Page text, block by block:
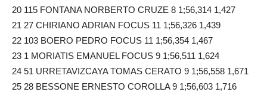
20 115 FONTANA NORBERTO CRUZE 8 1;56,314 1,427
21 27 CHIRIANO ADRIAN FOCUS 11 1;56,326 1,439
22 103 BOERO PEDRO FOCUS 11 1;56,354 1,467
23 1 MORIATIS EMANUEL FOCUS 9 1;56,511 1,624
24 51 URRETAVIZCAYA TOMAS CERATO 9 1;56,558 1,671
25 28 BESSONE ERNESTO COROLLA 9 1;56,603 1,716